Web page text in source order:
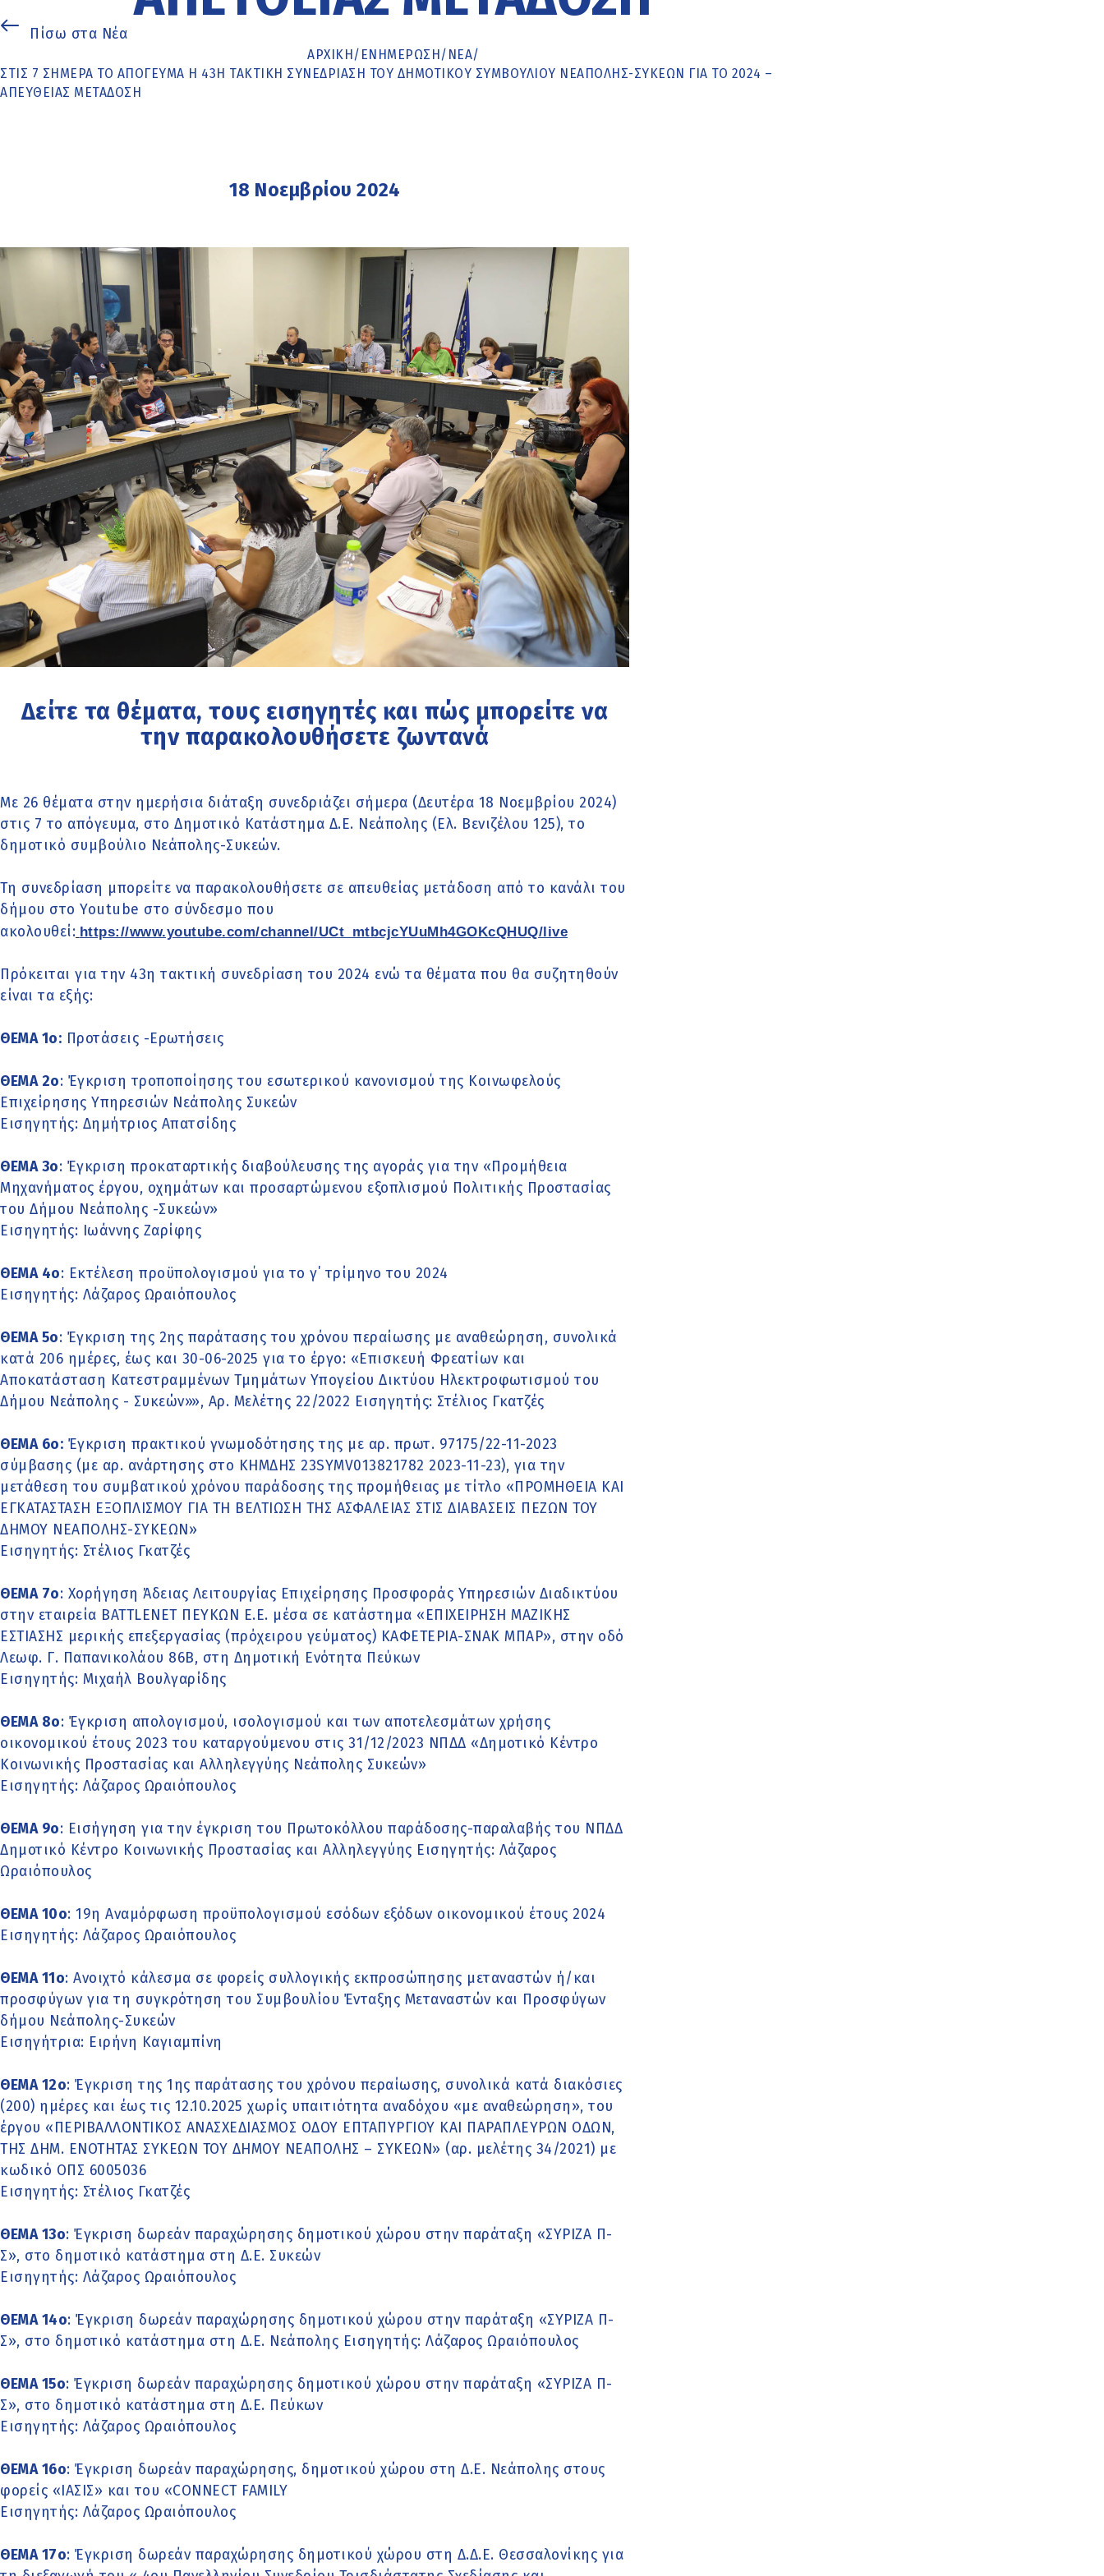
Πίσω στα Νέα
ΑΡΧΙΚΉ/ ΕΝΗΜΈΡΩΣΗ/ ΝΕΑ/
ΣΤΙΣ 7 ΣΉΜΕΡΑ ΤΟ ΑΠΌΓΕΥΜΑ Η 43Η ΤΑΚΤΙΚΉ ΣΥΝΕΔΡΊΑΣΗ ΤΟΥ ΔΗΜΟΤΙΚΟΎ ΣΥΜΒΟΥΛΊΟΥ ΝΕΆΠΟΛΗΣ-ΣΥΚΕΏΝ ΓΙΑ ΤΟ 2024 –
ΑΠΕΥΘΕΊΑΣ ΜΕΤΆΔΟΣΗ
18 Νοεμβρίου 2024
Δείτε τα θέματα, τους εισηγητές και πώς μπορείτε να
την παρακολουθήσετε ζωντανά
Με 26 θέματα στην ημερήσια διάταξη συνεδριάζει σήμερα (Δευτέρα 18 Νοεμβρίου 2024)
στις 7 το απόγευμα, στο Δημοτικό Κατάστημα Δ.Ε. Νεάπολης (Ελ. Βενιζέλου 125), το
δημοτικό συμβούλιο Νεάπολης-Συκεών.
Τη συνεδρίαση μπορείτε να παρακολουθήσετε σε απευθείας μετάδοση από το κανάλι του
δήμου στο Youtube στο σύνδεσμο που
ακολουθεί: https://www.youtube.com/channel/UCt_mtbcjcYUuMh4GOKcQHUQ/live
Πρόκειται για την 43η τακτική συνεδρίαση του 2024 ενώ τα θέματα που θα συζητηθούν
είναι τα εξής:
ΘΕΜΑ 1o: Προτάσεις -Ερωτήσεις
ΘΕΜΑ 2o: Έγκριση τροποποίησης του εσωτερικού κανονισμού της Κοινωφελούς
Επιχείρησης Υπηρεσιών Νεάπολης Συκεών
Εισηγητής: Δημήτριος Απατσίδης
ΘΕΜΑ 3ο: Έγκριση προκαταρτικής διαβούλευσης της αγοράς για την «Προμήθεια
Μηχανήματος έργου, οχημάτων και προσαρτώμενου εξοπλισμού Πολιτικής Προστασίας
του Δήμου Νεάπολης -Συκεών»
Εισηγητής: Ιωάννης Ζαρίφης
ΘΕΜΑ 4o: Εκτέλεση προϋπολογισμού για το γ΄ τρίμηνο του 2024
Εισηγητής: Λάζαρος Ωραιόπουλος
ΘΕΜΑ 5o: Έγκριση της 2ης παράτασης του χρόνου περαίωσης με αναθεώρηση, συνολικά
κατά 206 ημέρες, έως και 30-06-2025 για το έργο: «Επισκευή Φρεατίων και
Αποκατάσταση Κατεστραμμένων Τμημάτων Υπογείου Δικτύου Ηλεκτροφωτισμού του
Δήμου Νεάπολης - Συκεών»», Αρ. Μελέτης 22/2022 Εισηγητής: Στέλιος Γκατζές
ΘΕΜΑ 6o: Έγκριση πρακτικού γνωμοδότησης της με αρ. πρωτ. 97175/22-11-2023
σύμβασης (με αρ. ανάρτησης στο ΚΗΜΔΗΣ 23SYMV013821782 2023-11-23), για την
μετάθεση του συμβατικού χρόνου παράδοσης της προμήθειας με τίτλο «ΠΡΟΜΗΘΕΙΑ ΚΑΙ
ΕΓΚΑΤΑΣΤΑΣΗ ΕΞΟΠΛΙΣΜΟΥ ΓΙΑ ΤΗ ΒΕΛΤΙΩΣΗ ΤΗΣ ΑΣΦΑΛΕΙΑΣ ΣΤΙΣ ΔΙΑΒΑΣΕΙΣ ΠΕΖΩΝ ΤΟΥ
ΔΗΜΟΥ ΝΕΑΠΟΛΗΣ-ΣΥΚΕΩΝ»
Εισηγητής: Στέλιος Γκατζές
ΘΕΜΑ 7o: Χορήγηση Άδειας Λειτουργίας Επιχείρησης Προσφοράς Υπηρεσιών Διαδικτύου
στην εταιρεία BATTLENET ΠΕΥΚΩΝ Ε.Ε. μέσα σε κατάστημα «ΕΠΙΧΕΙΡΗΣΗ ΜΑΖΙΚΗΣ
ΕΣΤΙΑΣΗΣ μερικής επεξεργασίας (πρόχειρου γεύματος) ΚΑΦΕΤΕΡΙΑ-ΣΝΑΚ ΜΠΑΡ», στην οδό
Λεωφ. Γ. Παπανικολάου 86Β, στη Δημοτική Ενότητα Πεύκων
Εισηγητής: Μιχαήλ Βουλγαρίδης
ΘΕΜΑ 8o: Έγκριση απολογισμού, ισολογισμού και των αποτελεσμάτων χρήσης
οικονομικού έτους 2023 του καταργούμενου στις 31/12/2023 ΝΠΔΔ «Δημοτικό Κέντρο
Κοινωνικής Προστασίας και Αλληλεγγύης Νεάπολης Συκεών»
Εισηγητής: Λάζαρος Ωραιόπουλος
ΘΕΜΑ 9o: Εισήγηση για την έγκριση του Πρωτοκόλλου παράδοσης-παραλαβής του ΝΠΔΔ
Δημοτικό Κέντρο Κοινωνικής Προστασίας και Αλληλεγγύης Εισηγητής: Λάζαρος
Ωραιόπουλος
ΘΕΜΑ 10o: 19η Αναμόρφωση προϋπολογισμού εσόδων εξόδων οικονομικού έτους 2024
Εισηγητής: Λάζαρος Ωραιόπουλος
ΘΕΜΑ 11o: Ανοιχτό κάλεσμα σε φορείς συλλογικής εκπροσώπησης μεταναστών ή/και
προσφύγων για τη συγκρότηση του Συμβουλίου Ένταξης Μεταναστών και Προσφύγων
δήμου Νεάπολης-Συκεών
Εισηγήτρια: Ειρήνη Καγιαμπίνη
ΘΕΜΑ 12o: Έγκριση της 1ης παράτασης του χρόνου περαίωσης, συνολικά κατά διακόσιες
(200) ημέρες και έως τις 12.10.2025 χωρίς υπαιτιότητα αναδόχου «με αναθεώρηση», του
έργου «ΠΕΡΙΒΑΛΛΟΝΤΙΚΟΣ ΑΝΑΣΧΕΔΙΑΣΜΟΣ ΟΔΟΥ ΕΠΤΑΠΥΡΓΙΟΥ ΚΑΙ ΠΑΡΑΠΛΕΥΡΩΝ ΟΔΩΝ,
ΤΗΣ ΔΗΜ. ΕΝΟΤΗΤΑΣ ΣΥΚΕΩΝ ΤΟΥ ΔΗΜΟΥ ΝΕΑΠΟΛΗΣ – ΣΥΚΕΩΝ» (αρ. μελέτης 34/2021) με
κωδικό ΟΠΣ 6005036
Εισηγητής: Στέλιος Γκατζές
ΘΕΜΑ 13ο: Έγκριση δωρεάν παραχώρησης δημοτικού χώρου στην παράταξη «ΣΥΡΙΖΑ Π-
Σ», στο δημοτικό κατάστημα στη Δ.Ε. Συκεών
Εισηγητής: Λάζαρος Ωραιόπουλος
ΘΕΜΑ 14ο: Έγκριση δωρεάν παραχώρησης δημοτικού χώρου στην παράταξη «ΣΥΡΙΖΑ Π-
Σ», στο δημοτικό κατάστημα στη Δ.Ε. Νεάπολης Εισηγητής: Λάζαρος Ωραιόπουλος
ΘΕΜΑ 15ο: Έγκριση δωρεάν παραχώρησης δημοτικού χώρου στην παράταξη «ΣΥΡΙΖΑ Π-
Σ», στο δημοτικό κατάστημα στη Δ.Ε. Πεύκων
Εισηγητής: Λάζαρος Ωραιόπουλος
ΘΕΜΑ 16ο: Έγκριση δωρεάν παραχώρησης, δημοτικού χώρου στη Δ.Ε. Νεάπολης στους
φορείς «ΙΑΣΙΣ» και του «CONNECT FAMILY
Εισηγητής: Λάζαρος Ωραιόπουλος
ΘΕΜΑ 17ο: Έγκριση δωρεάν παραχώρησης δημοτικού χώρου στη Δ.Δ.Ε. Θεσσαλονίκης για